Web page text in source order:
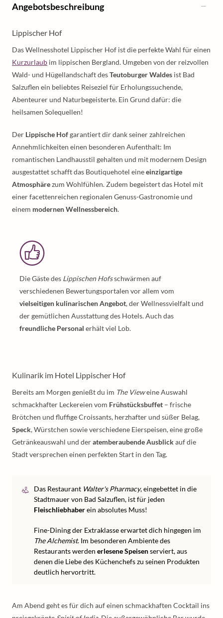
Angebotsbeschreibung
Lippischer Hof
Das Wellnesshotel Lippischer Hof ist die perfekte Wahl für einen
Kurzurlaub im lippischen Bergland. Umgeben von der reizvollen
Wald- und Hügellandschaft desTeutoburger Waldes ist Bad
Salzuflen ein beliebtes Reiseziel für Erholungssuchende,
Abenteurer und Naturbegeisterte. Ein Grund dafür: die
heilsamen Solequellen!
Der Lippische Hofgarantiert dir dank seiner zahlreichen
Annehmlichkeiten einen besonderen Aufenthalt: Im
romantischen Landhausstil gehalten und mit modernem Design
ausgestattet schafft das Boutiquehotel eineeinzigartige
Atmosphärezum Wohlfühlen. Zudem begeistert das Hotel mit
einer facettenreichen regionalen Genuss-Gastronomie und
einem modernen Wellnessbereich.
Die Gäste des Lippischen Hofsschwärmen auf
verschiedenen Bewertungsportalen vor allem vom
vielseitigen kulinarischen Angebot, der Wellnessvielfalt und
der gemütlichen Ausstattung des Hotels. Auch das
freundliche Personal erhält viel Lob.
Kulinarik im Hotel Lippischer Hof
Bereits am Morgen genießt du im The Vieweine Auswahl
schmackhafter Leckereien vom Frühstücksbuffet – frische
Brötchen und fluffige Croissants, herzhafter und süßer Belag,
Speck, Würstchen sowie verschiedene Eierspeisen, eine große
Getränkeauswahl und deratemberaubende Ausblickauf die
Stadt versprechen einen perfekten Start in den Tag.
Das Restaurant Walter's Pharmacy, eingebettet in die
Stadtmauer von Bad Salzuflen, ist für jeden
Fleischliebhaberein absolutes Muss!
Fine-Dining der Extraklasse erwartet dich hingegen im
The Alchemist. Im besonderen Ambiente des
Restaurants werden erlesene Speisenserviert, aus
denen die Liebe des Küchenchefs zu seinen Produkten
deutlich hervortritt.
Am Abend geht es für dich auf einen schmackhaften Cocktail ins